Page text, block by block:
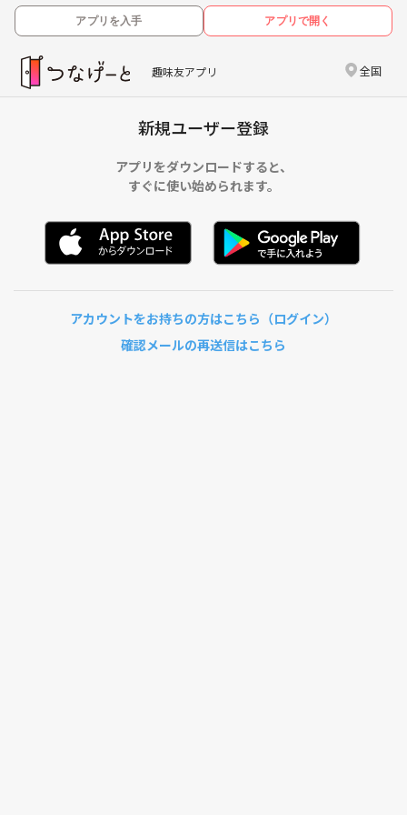
アプリを入手 アプリで開く
趣味友アプリ 全国
新規ユーザー登録
アプリをダウンロードすると、
すぐに使い始められます。
アカウントをお持ちの方はこちら（ログイン）
確認メールの再送信はこちら